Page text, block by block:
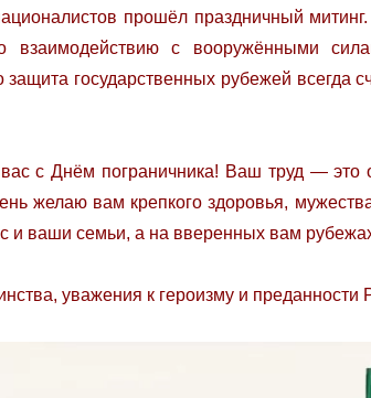
прошёл праздничный
взаимодействию с вооружёнными
защита государственных рубежей
с Днём пограничника! Ваш труд — это
желаю вам крепкого здоровья,
и ваши семьи, а на вверенных вам
уважения к героизму и